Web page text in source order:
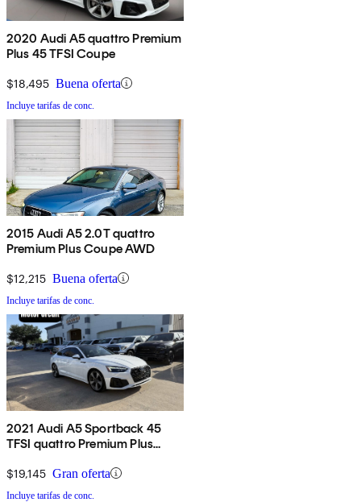
2020 Audi A5 quattro Premium
Plus 45 TFSI Coupe
$18,495 Buena oferta
Incluye tarifas de conc.
2015 Audi A5 2.0T quattro
Premium Plus Coupe AWD
$12,215 Buena oferta
Incluye tarifas de conc.
2021 Audi A5 Sportback 45
TFSI quattro Premium Plus
$19,145 Gran oferta
Incluye tarifas de conc.